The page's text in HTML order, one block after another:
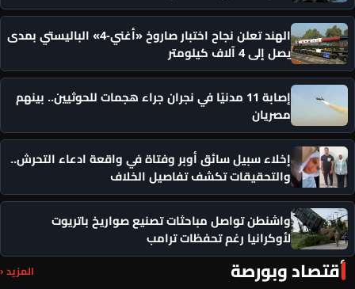
الهند تعلن نجاح اختبار صاروخ «أغني-4» الباليستي بمدى
يصل إلى 4 آلاف كيلومتر
إصابة 11 مدنيًا في نجران جراء هجمات للحوثيين.. بينهم
مصريان
إخلاء سبيل سائق أوبر وفتاة في واقعة ادعاء التحرش..
والتحقيقات تكشف تفاصيل الخلاف
واشنطن تواصل مباحثات تصنيع صواريخ باتريوت
لأوكرانيا رغم تحفظات ترامب
أقتصاد وبورصة المزيد ‹